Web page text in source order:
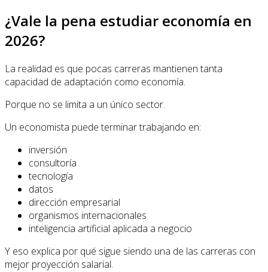
¿Vale la pena estudiar economía en
2026?
La realidad es que pocas carreras mantienen tanta
capacidad de adaptación como economía.
Porque no se limita a un único sector.
Un economista puede terminar trabajando en:
inversión
consultoría
tecnología
datos
dirección empresarial
organismos internacionales
inteligencia artificial aplicada a negocio
Y eso explica por qué sigue siendo una de las carreras con
mejor proyección salarial.